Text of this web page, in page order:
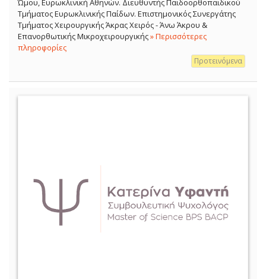
Ώμου, Ευρωκλινική Αθηνών. Διευθυντής Παιδοορθοπαιδικού
Τμήματος Ευρωκλινικής Παίδων. Επιστημονικός Συνεργάτης
Τμήματος Χειρουργικής Άκρας Χειρός - Άνω Άκρου &
Επανορθωτικής Μικροχειρουργικής» Περισσότερες
πληροφορίες
Προτεινόμενα